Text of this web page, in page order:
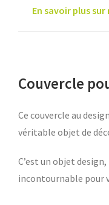
En savoir plus
Couvercle
Ce couvercle au
véritable objet de
C’est un objet
incontournable pour